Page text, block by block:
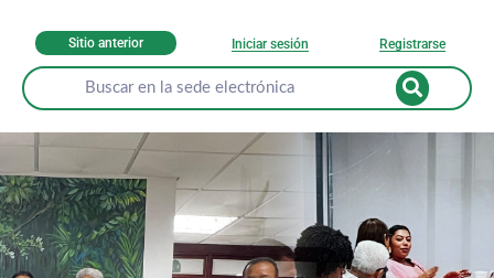
Sitio anterior Iniciar sesión Registrarse